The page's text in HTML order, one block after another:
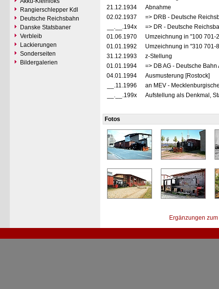
Rangierschlepper Kdl
Deutsche Reichsbahn
Danske Statsbaner
Verbleib
Lackierungen
Sonderseiten
Bildergalerien
21.12.1934
Abnahme
02.02.1937
=> DRB - Deutsche
__.__.194x
=> DR - Deutsche
01.06.1970
Umzeichnung in "100 701-
01.01.1992
Umzeichnung in "310 701-
31.12.1993
z-Stellung
01.01.1994
=> DB AG - Deutsche
04.01.1994
Ausmusterung [Rostock]
__.11.1996
an MEV -
__.__.199x
Aufstellung als Denkmal,
Fotos
Ergänzungen